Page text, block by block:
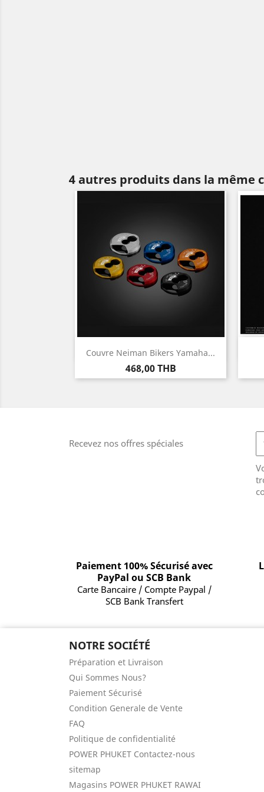
4 autres produits dans la même
Couvre Neiman Bikers Yamaha...
Prix
468,00 THB
Aperçu rapide
Recevez nos offres spéciales
Paiement 100% Sécurisé avec
PayPal ou SCB Bank
Carte Bancaire / Compte Paypal /
SCB Bank Transfert
NOTRE SOCIÉTÉ
Préparation et Livraison
Qui Sommes Nous?
Paiement Sécurisé
Condition Generale de Vente
FAQ
Politique de confidentialité
POWER PHUKET Contactez-nous
sitemap
Magasins POWER PHUKET RAWAI